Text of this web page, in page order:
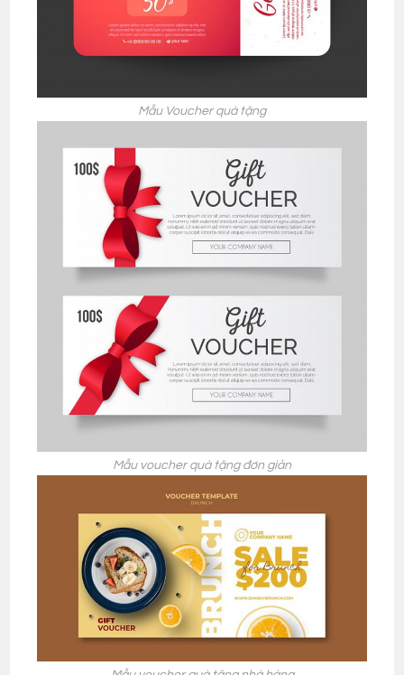
Mẫu Voucher quà tặng
Mẫu voucher quà tặng đơn giản